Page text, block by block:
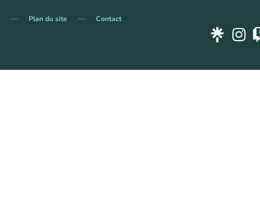
Plan du site Contact